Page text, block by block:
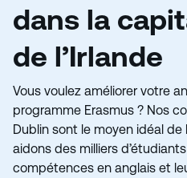
dans la
de l’Irlande
Vous voulez améliorer votre
programme Erasmus ? Nos
Dublin sont le moyen idéal de
aidons des milliers
compétences en anglais et